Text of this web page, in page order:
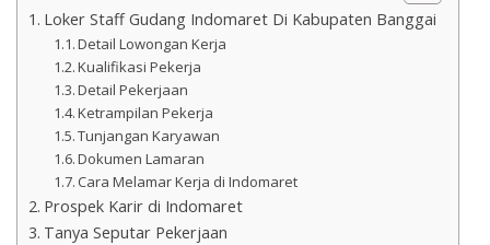
Loker Staff Gudang Indomaret Di Kabupaten Banggai
Detail Lowongan Kerja
Kualifikasi Pekerja
Detail Pekerjaan
Ketrampilan Pekerja
Tunjangan Karyawan
Dokumen Lamaran
Cara Melamar Kerja di Indomaret
Prospek Karir di Indomaret
Tanya Seputar Pekerjaan